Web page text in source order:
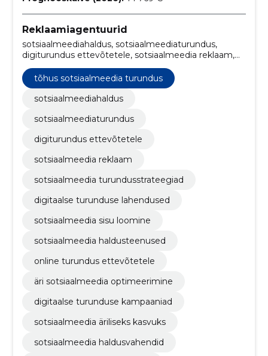
Reklaamiagentuurid
sotsiaalmeediahaldus, sotsiaalmeediaturundus,
digiturundus ettevõtetele, sotsiaalmeedia reklaam,
sotsiaalmeedia turundusstrateegiad, digitaalse
turunduse lahendused, sotsiaalmeedia sisu loomine,
sotsiaalmeedia haldusteenused, online turundus
ettevõtetele, äri sotsiaalmeedia optimeerimine
tõhus sotsiaalmeedia turundus
sotsiaalmeediahaldus
sotsiaalmeediaturundus
digiturundus ettevõtetele
sotsiaalmeedia reklaam
sotsiaalmeedia turundusstrateegiad
digitaalse turunduse lahendused
sotsiaalmeedia sisu loomine
sotsiaalmeedia haldusteenused
online turundus ettevõtetele
äri sotsiaalmeedia optimeerimine
digitaalse turunduse kampaaniad
sotsiaalmeedia äriliseks kasvuks
sotsiaalmeedia haldusvahendid